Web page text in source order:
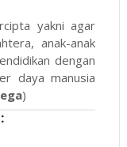
yakni agar
anak-anak
dengan
daya manusia
)